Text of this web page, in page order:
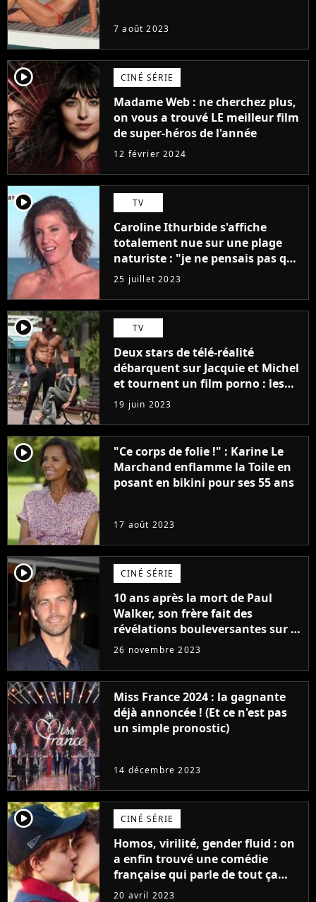
7 août 2023
player2 CINÉ SÉRIE
Madame Web : ne cherchez plus,
on vous a trouvé LE meilleur film
de super-héros de l'année
12 février 2024
player2 TV
Caroline Ithurbide s'affiche
totalement nue sur une plage
naturiste : "je ne pensais pas que
j'arriverais à le faire..."
25 juillet 2023
player2 TV
Deux stars de télé-réalité
débarquent sur Jacquie et Michel
et tournent un film porno : les
premières images du tournage
(exclu)
19 juin 2023
player2
"Ce corps de folie !" : Karine Le
Marchand enflamme la Toile en
posant en bikini pour ses 55 ans
17 août 2023
player2 CINÉ SÉRIE
10 ans après la mort de Paul
Walker, son frère fait des
révélations bouleversantes sur la
réaction des acteurs de Fast and
26 novembre 2023
Miss France 2024 : la gagnante
déjà annoncée ! (Et ce n'est pas
un simple pronostic)
14 décembre 2023
player2 CINÉ SÉRIE
Homos, virilité, gender fluid : on
a enfin trouvé une comédie
française qui parle de tout ça
sans être super ringarde
20 avril 2023